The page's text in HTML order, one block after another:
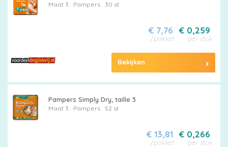
Maten
&
Series
Maat 3 Pampers 30 st
€ 0,259
per stuk
€ 7,76
/pakket
Bekijken
Pampers Simply Dry, taille 3
Maat 3 Pampers 52 st
€ 0,266
per stuk
€ 13,81
/pakket